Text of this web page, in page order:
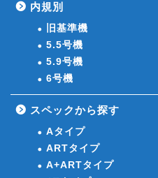
内規別
旧基準機
5.5号機
5.9号機
6号機
スペックから探す
Aタイプ
ARTタイプ
A+ARTタイプ